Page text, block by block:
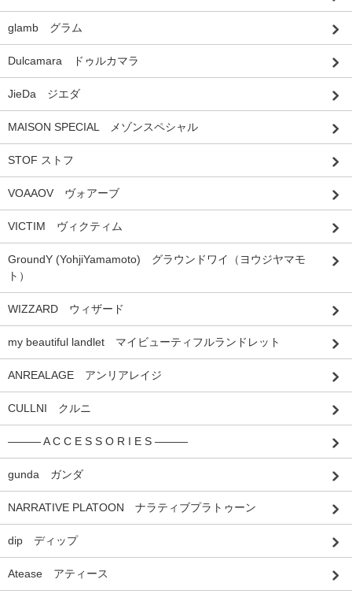
glamb グラム
Dulcamara ドゥルカマラ
JieDa ジエダ
MAISON SPECIAL メゾンスペシャル
STOF ストフ
VOAAOV ヴォアーブ
VICTIM ヴィクティム
GroundY (YohjiYamamoto) グラウンドワイ（ヨウジヤマモ
ト）
WIZZARD ウィザード
my beautiful landlet マイビューティフルランドレット
ANREALAGE アンリアレイジ
CULLNI クルニ
――― A C C E S S O R I E S ―――
gunda ガンダ
NARRATIVE PLATOON ナラティブプラトゥーン
dip ディップ
Atease アティース